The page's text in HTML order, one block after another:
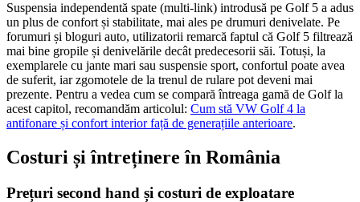
Suspensia independentă spate (multi-link) introdusă pe Golf 5 a adus
un plus de confort și stabilitate, mai ales pe drumuri denivelate. Pe
forumuri și bloguri auto, utilizatorii remarcă faptul că Golf 5 filtrează
mai bine gropile și denivelările decât predecesorii săi. Totuși, la
exemplarele cu jante mari sau suspensie sport, confortul poate avea
de suferit, iar zgomotele de la trenul de rulare pot deveni mai
prezente. Pentru a vedea cum se compară întreaga gamă de Golf la
acest capitol, recomandăm articolul: Cum stă VW Golf 4 la
antifonare și confort interior față de generațiile anterioare.
Costuri și întreținere în România
Prețuri second hand și costuri de exploatare